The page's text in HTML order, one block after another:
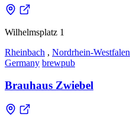
Wilhelmsplatz 1
Rheinbach , Nordrhein-Westfalen
Germany brewpub
Brauhaus Zwiebel